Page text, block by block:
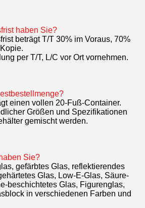
haben Sie?
beträgt T/T 30% im Voraus, 70%
per T/T, L/C vor Ort vornehmen.
einen vollen 20-Fuß-Container.
Größen und Spezifikationen
gemischt werden.
Sie?
gefärbtes Glas, reflektierendes
Glas, Low-E-Glas, Säure-
beschichtetes Glas, Figurenglas,
in verschiedenen Farben und